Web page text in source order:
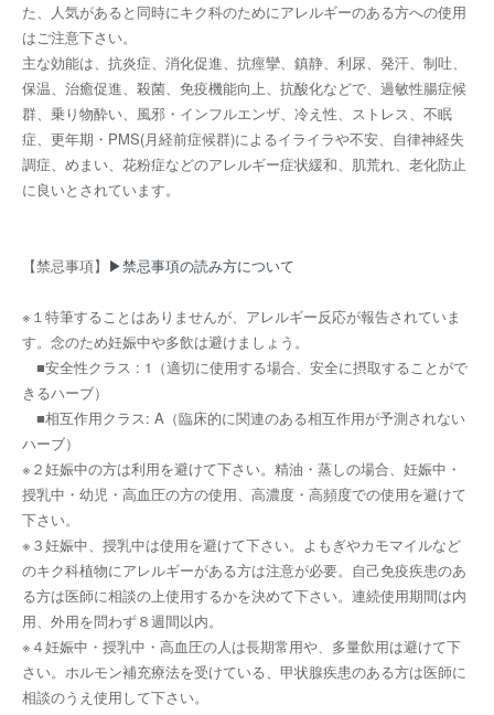
た、人気があると同時にキク科のためにアレルギーのある方への使用
はご注意下さい。
主な効能は、抗炎症、消化促進、抗痙攣、鎮静、利尿、発汗、制吐、
保温、治癒促進、殺菌、免疫機能向上、抗酸化などで、過敏性腸症候
群、乗り物酔い、風邪・インフルエンザ、冷え性、ストレス、不眠
症、更年期・PMS(月経前症候群)によるイライラや不安、自律神経失
調症、めまい、花粉症などのアレルギー症状緩和、肌荒れ、老化防止
に良いとされています。
【禁忌事項】 ▶禁忌事項の読み方について
※１特筆することはありませんが、アレルギー反応が報告されていま
す。念のため妊娠中や多飲は避けましょう。
■安全性クラス : 1（適切に使用する場合、安全に摂取することがで
きるハーブ）
■相互作用クラス: A（臨床的に関連のある相互作用が予測されない
ハーブ）
※２妊娠中の方は利用を避けて下さい。精油・蒸しの場合、妊娠中・
授乳中・幼児・高血圧の方の使用、高濃度・高頻度での使用を避けて
下さい。
※３妊娠中、授乳中は使用を避けて下さい。よもぎやカモマイルなど
のキク科植物にアレルギーがある方は注意が必要。自己免疫疾患のあ
る方は医師に相談の上使用するかを決めて下さい。連続使用期間は内
用、外用を問わず８週間以内。
※４妊娠中・授乳中・高血圧の人は長期常用や、多量飲用は避けて下
さい。ホルモン補充療法を受けている、甲状腺疾患のある方は医師に
相談のうえ使用して下さい。